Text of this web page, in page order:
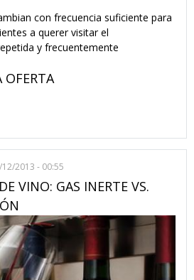
con frecuencia suficiente para
a querer visitar el
y frecuentemente
OFERTA
vinos por copa - 9 claves de éxito
12/2013 - 00:55
VINO: GAS INERTE VS.